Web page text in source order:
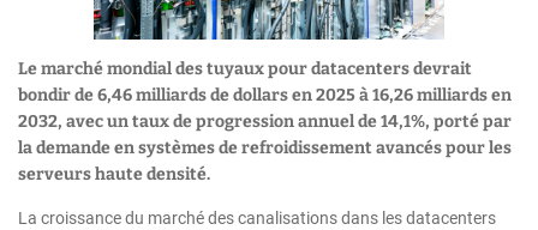
Le marché mondial des tuyaux pour datacenters devrait
bondir de 6,46 milliards de dollars en 2025 à 16,26 milliards en
2032, avec un taux de progression annuel de 14,1%, porté par
la demande en systèmes de refroidissement avancés pour les
serveurs haute densité.
La croissance du marché des canalisations dans les datacenters